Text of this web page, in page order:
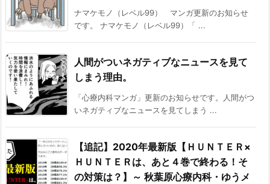
ナマケモノ（レベル99） マンガ更新のお知らせ
です。 ナマケモノ（レベル99）「 ...
人間がついネガティブなニュースを見て
しまう理由。
「心療内科マンガ」更新のお知らせです。人間がつ
いネガティブなニュースを見てしまう ...
【追記】2020年最新版【ＨＵＮＴＥＲ×
ＨＵＮＴＥＲは、あと４巻で終わる！そ
の対策は？】～ 秋葉原心療内科・ゆうメ